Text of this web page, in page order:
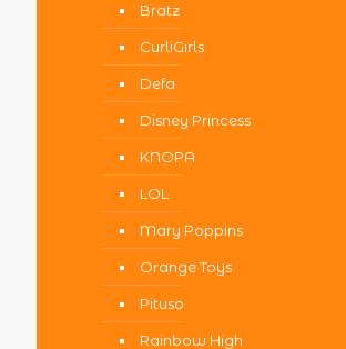
Bratz
CurliGirls
Defa
Disney Princess
KNOPA
LOL
Mary Poppins
Orange Toys
Pituso
Rainbow High